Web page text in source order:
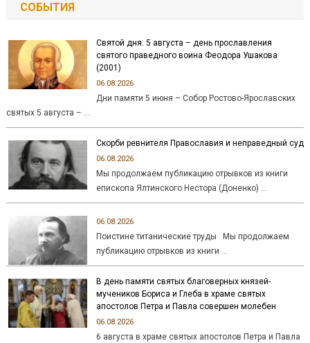
СОБЫТИЯ
Святой дня. 5 августа – день прославления
святого праведного воина Феодора Ушакова
(2001)
06.08.2026
Дни памяти 5 июня – Собор Ростово-Ярославских
святых 5 августа – …
Скорби ревнителя Православия и неправедный суд
06.08.2026
Мы продолжаем публикацию отрывков из книги
епископа Ялтинского Нестора (Доненко) …
06.08.2026
Поистине титанические труды Мы продолжаем
публикацию отрывков из книги …
В день памяти святых благоверных князей-
мучеников Бориса и Глеба в храме святых
апостолов Петра и Павла совершен молебен
06.08.2026
6 августа в храме святых апостолов Петра и Павла